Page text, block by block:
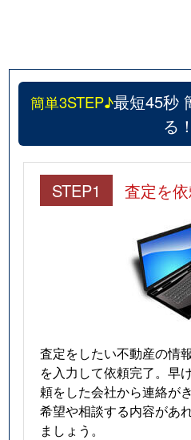
簡単3STEP♪最短45秒
る！
STEP1 査定を
査定をしたい不動産の情
を入力して依頼完了。早
頼をした会社から連絡がき
希望や相談する内容があ
ましょう。